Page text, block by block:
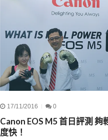
17/11/2016 0
Canon EOS M5 首日評測 夠
度快！